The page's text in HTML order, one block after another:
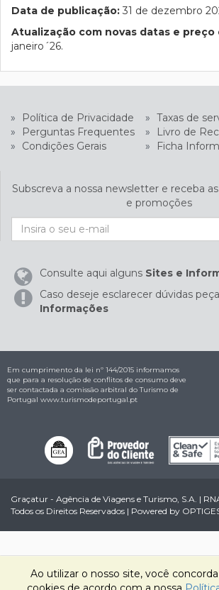
Data de publicação: 31 de dezembro
Atualização com novas datas e preço
janeiro´26.
» Política de Privacidade » Taxas de
»
Perguntas Frequentes »
Livro de
»
Condições Gerais » Ficha
Subscreva a nossa newsletter e receba
e promoções
Consulte aqui alguns Sites e
Caso deseje esclarecer dúvidas
Informações
Em cumprimento da lei nº 144/2015 informamos
que para a resolução de conflitos de consumo deve
ser contactada a comissão arbitral do Turismo de
Portugal www.turismodeportugal.pt
Graçatur - Agência de Viagens e Turismo, S.A. |
Todos os Direitos Reservados | Powered by
Ao utilizar o nosso site, você